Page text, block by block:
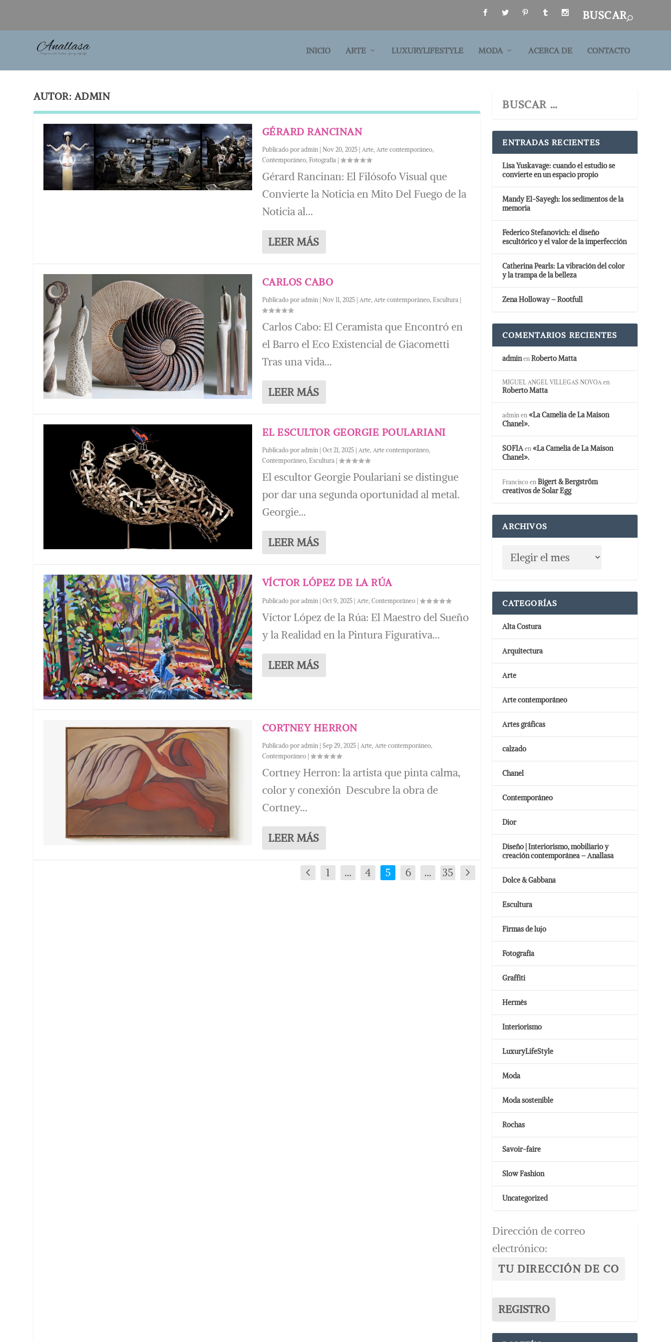
INICIO ARTE LUXURYLIFESTYLE MODA ACERCA DE CONTACTO
AUTOR: ADMIN
GÉRARD RANCINAN
Publicado por admin| Nov 20, 2025| Arte, Arte contemporáneo,
Contemporáneo, Fotografía
Gérard Rancinan: El Filósofo Visual que
Convierte la Noticia en Mito Del Fuego de la
Noticia al...
LEER MÁS
CARLOS CABO
Publicado por admin| Nov 11, 2025| Arte, Arte contemporáneo, Escultura
Carlos Cabo: El Ceramista que Encontró en
el Barro el Eco Existencial de Giacometti
Tras una vida...
LEER MÁS
EL ESCULTOR GEORGIE POULARIANI
Publicado por admin| Oct 21, 2025| Arte, Arte contemporáneo,
Contemporáneo, Escultura
El escultor Georgie Poulariani se distingue
por dar una segunda oportunidad al metal.
Georgie...
LEER MÁS
VÍCTOR LÓPEZ DE LA RÚA
Publicado por admin| Oct 9, 2025| Arte, Contemporáneo|
Víctor López de la Rúa: El Maestro del Sueño
y la Realidad en la Pintura Figurativa...
LEER MÁS
CORTNEY HERRON
Publicado por admin| Sep 29, 2025| Arte, Arte contemporáneo,
Contemporáneo|
Cortney Herron: la artista que pinta calma,
color y conexión Descubre la obra de
Cortney...
LEER MÁS
1 … 4 5 6 … 35
ENTRADAS RECIENTES
Lisa Yuskavage: cuando el estudio se
convierte en un espacio propio
Mandy El-Sayegh: los sedimentos de la
memoria
Federico Stefanovich: el diseño
escultórico y el valor de la imperfección
Catherina Pearls: La vibración del color
y la trampa de la belleza
Zena Holloway – Rootfull
COMENTARIOS RECIENTES
adminen Roberto Matta
MIGUEL ANGEL VILLEGAS NOVOA en
Roberto Matta
admin en«La Camelia de La Maison
Chanel».
SOFIAen«La Camelia de La Maison
Chanel».
Francisco en Bigert & Bergström
creativos de Solar Egg
ARCHIVOS
CATEGORÍAS
Alta Costura
Arquitectura
Arte
Arte contemporáneo
Artes gráficas
calzado
Chanel
Contemporáneo
Dior
Diseño | Interiorismo, mobiliario y
creación contemporánea – Anallasa
Dolce & Gabbana
Escultura
Firmas de lujo
Fotografía
Graffiti
Hermès
Interiorismo
LuxuryLifeStyle
Moda
Moda sostenible
Rochas
Savoir-faire
Slow Fashion
Uncategorized
Dirección de correo
electrónico: